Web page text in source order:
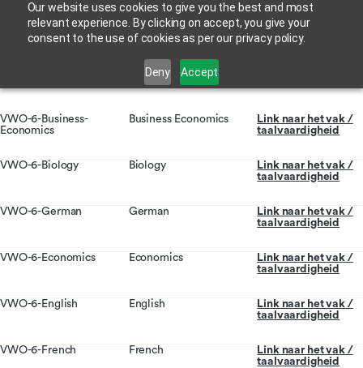
Our website uses cookies to give you the best and most
relevant experience. By clicking on accept, you give your
consent to the use of cookies as per our privacy policy.
Deny Accept
VWO-6-Business-
Economics
Business Economics
Link naar het vak /
taalvaardigheid
VWO-6-Biology Biology
Link naar het vak /
taalvaardigheid
VWO-6-German German
Link naar het vak /
taalvaardigheid
VWO-6-Economics Economics
Link naar het vak /
taalvaardigheid
VWO-6-English English
Link naar het vak /
taalvaardigheid
VWO-6-French French
Link naar het vak /
taalvaardigheid